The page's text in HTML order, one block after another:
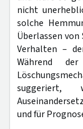
nicht
solche
Überlassen
Verhalten –
Während
suggeriert,
und für